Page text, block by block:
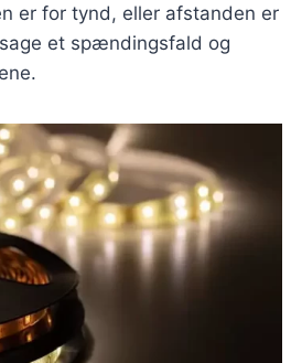
er for tynd, eller afstanden er
et spændingsfald og